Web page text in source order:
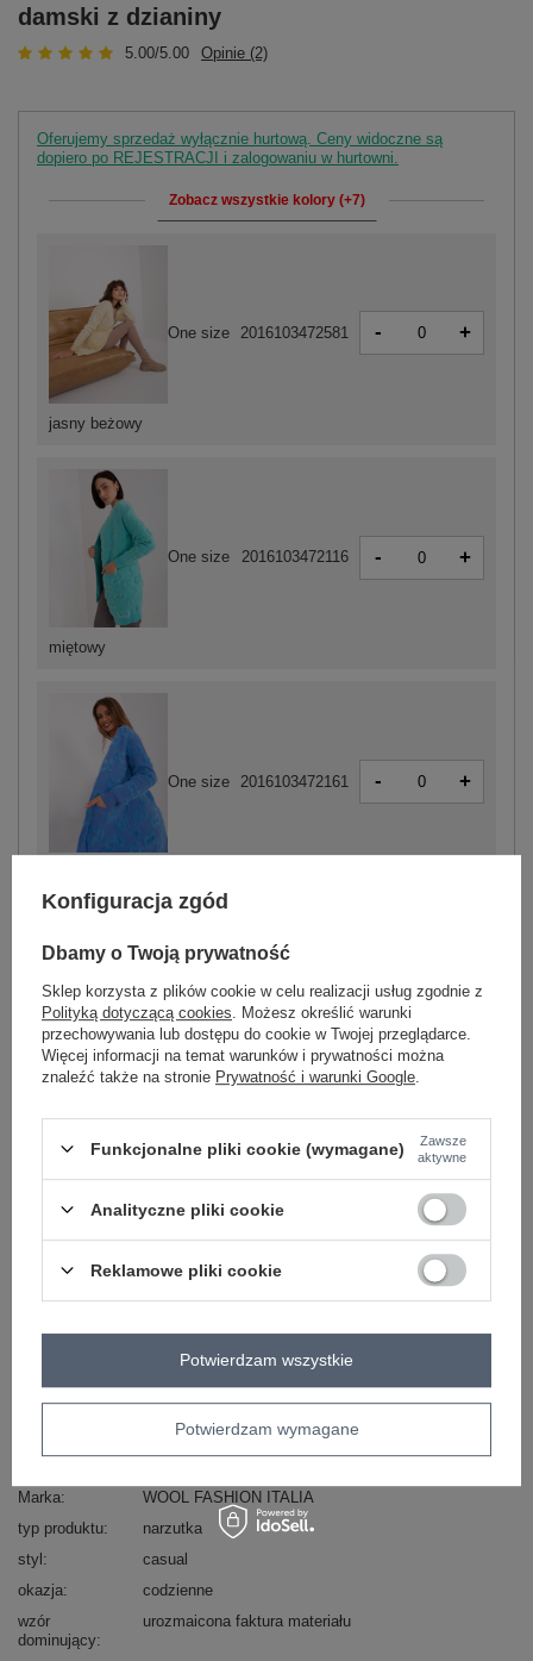
damski z dzianiny
5.00/5.00 Opinie (2)
Oferujemy sprzedaż wyłącznie hurtową. Ceny widoczne są
dopiero po REJESTRACJI i zalogowaniu w hurtowni.
Zobacz wszystkie kolory (+7)
miętowy
One size 2016103472116 - +
One size 2016103472161 - +
One size 2016103472147 -
jasny beżowy
One size 2016103472581 - +
Zobacz wszystkie kolory (+7)
ZALOGUJ SIĘ I ZOBACZ CENĘ
Masz pytanie? Chętnie pomożemy.
Zadzwoń+48 601 547 740 Zadaj pytanie
skład materiału : 42% akryl, 30% PBT, 28% nylon
Marka
WOOL FASHION ITALIA
typ produktu
narzutka
styl
casual
okazja
codzienne
wzór
dominujący
urozmaicona faktura materiału
Konfiguracja zgód
Dbamy o Twoją prywatność
Sklep korzysta z plików cookie w celu realizacji usług zgodnie z
Polityką dotyczącą cookies . Możesz określić warunki
przechowywania lub dostępu do cookie w Twojej przeglądarce.
Więcej informacji na temat warunków i prywatności można
znaleźć także na stronie Prywatność i warunki Google
Funkcjonalne pliki cookie (wymagane)
Zawsze
aktywne
Analityczne pliki cookie
Reklamowe pliki cookie
Potwierdzam wymagane
Potwierdzam wszystkie